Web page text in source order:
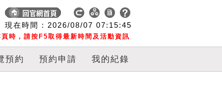
現在時間 : 2026/08/07 07:15:45
時，請按F5取得最新時間及活動資訊
預約 預約申請 我的紀錄